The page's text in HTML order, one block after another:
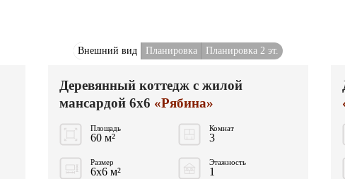
Внешний вид Планировка Планировка 2 эт.
Деревянный коттедж с жилой
мансардой 6x6 «Рябина»
Площадь
60 м²
Комнат
3
Размер
6x6 м²
Этажность
1